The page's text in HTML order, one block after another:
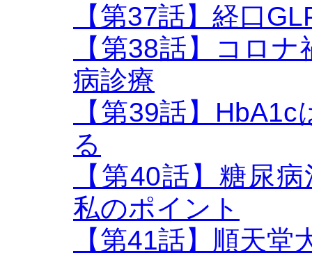
【第37話】経口
【第38話】コロ
病診療
【第39話】
る
【第40話】糖尿
私のポイント
【第41話】順天